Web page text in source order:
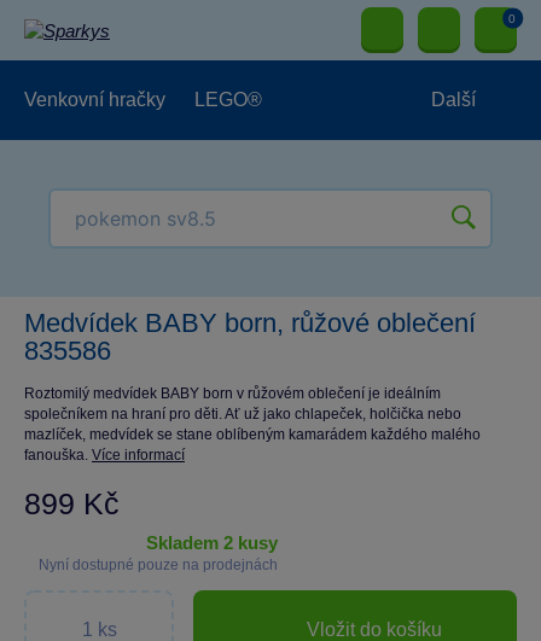
0
Venkovní hračky LEGO® Další
Medvídek BABY born, růžové oblečení
835586
Roztomilý medvídek BABY born v růžovém oblečení je ideálním
společníkem na hraní pro děti. Ať už jako chlapeček, holčička nebo
mazlíček, medvídek se stane oblíbeným kamarádem každého malého
fanouška. Více informací
899 Kč
skladem 2 kusy
Nyní dostupné pouze na prodejnách
Vložit do košíku